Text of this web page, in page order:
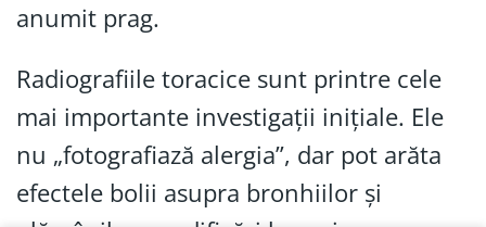
anumit prag.
Radiografiile toracice sunt printre cele
mai importante investigații inițiale. Ele
nu „fotografiază alergia”, dar pot arăta
efectele bolii asupra bronhiilor și